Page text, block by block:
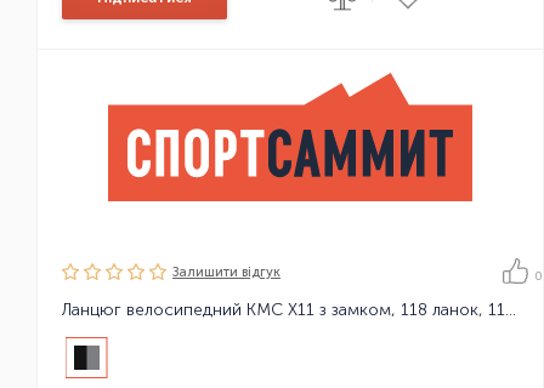
Залишити вiдгук 0
Ланцюг велосипедний KMC X11 з замком, 118 ланок, 11 зірок